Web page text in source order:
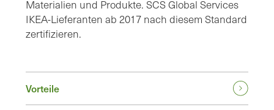
Materialien und Produkte. SCS Global Services
IKEA-Lieferanten ab 2017 nach diesem Standard
zertifizieren.
Vorteile